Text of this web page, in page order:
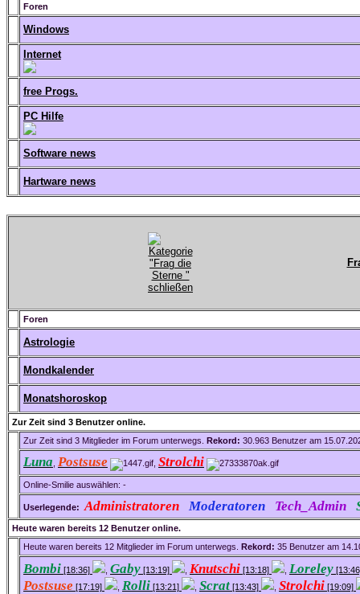
Foren
Windows
Internet
free Progs.
PC Hilfe
Software news
Hartware news
Foren
Astrologie
Mondkalender
Monatshoroskop
Zur Zeit sind 3 Benutzer online.
Zur Zeit sind 3 Mitglieder im Forum unterwegs. Rekord: 30.963 Benutzer am
Luna Postsuse Strolchi
Online-Smilie auswählen: -
Userlegende: Administratoren Moderatoren Tech_Admin
Heute waren bereits 12 Benutzer online.
Heute waren bereits 12 Mitglieder im Forum unterwegs. Rekord: 35 Benutzer am
Bombi [18:36] Gaby [13:19] Knutschi [13:18] Loreley
Postsuse [17:19] Rolli [13:21] Scrat [13:43] Strolchi [19:09]